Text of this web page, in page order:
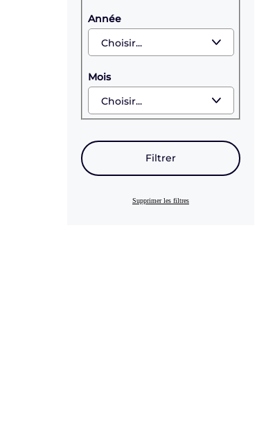
Année
Mois
Filtrer
Supprimer les filtres